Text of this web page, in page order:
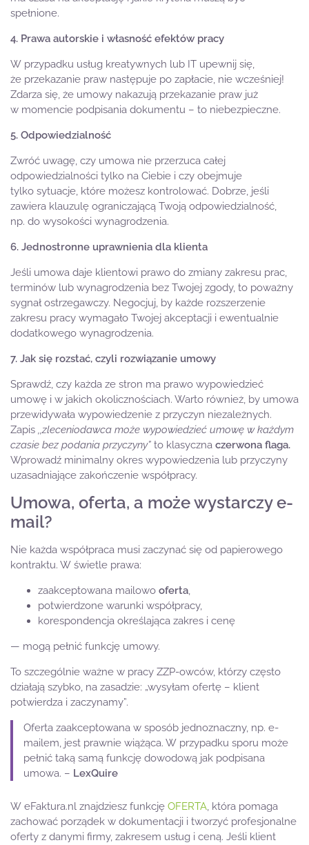
spełnione.
4. Prawa autorskie i własność efektów pracy
W przypadku usług kreatywnych lub IT upewnij się,
że przekazanie praw następuje po zapłacie, nie wcześniej!
Zdarza się, że umowy nakazują przekazanie praw już
w momencie podpisania dokumentu – to niebezpieczne.
5. Odpowiedzialność
Zwróć uwagę, czy umowa nie przerzuca całej
odpowiedzialności tylko na Ciebie i czy obejmuje
tylko sytuacje, które możesz kontrolować. Dobrze, jeśli
zawiera klauzulę ograniczającą Twoją odpowiedzialność,
np. do wysokości wynagrodzenia.
6. Jednostronne uprawnienia dla klienta
Jeśli umowa daje klientowi prawo do zmiany zakresu prac,
terminów lub wynagrodzenia bez Twojej zgody, to poważny
sygnał ostrzegawczy. Negocjuj, by każde rozszerzenie
zakresu pracy wymagało Twojej akceptacji i ewentualnie
dodatkowego wynagrodzenia.
7. Jak się rozstać, czyli rozwiązanie umowy
Sprawdź, czy każda ze stron ma prawo wypowiedzieć
umowę i w jakich okolicznościach. Warto również, by umowa
przewidywała wypowiedzenie z przyczyn niezależnych.
Zapis ,,zleceniodawca może wypowiedzieć umowę w każdym
czasie bez podania przyczyny” to klasyczna czerwona flaga.
Wprowadź minimalny okres wypowiedzenia lub przyczyny
uzasadniające zakończenie współpracy.
Umowa, oferta, a może wystarczy e-
mail?
Nie każda współpraca musi zaczynać się od papierowego
kontraktu. W świetle prawa:
zaakceptowana mailowo oferta,
potwierdzone warunki współpracy,
korespondencja określająca zakres i cenę
— mogą pełnić funkcję umowy.
To szczególnie ważne w pracy ZZP-owców, którzy często
działają szybko, na zasadzie: „wysyłam ofertę – klient
potwierdza i zaczynamy”.
Oferta zaakceptowana w sposób jednoznaczny, np. e-
mailem, jest prawnie wiążąca. W przypadku sporu może
pełnić taką samą funkcję dowodową jak podpisana
umowa. – LexQuire
W eFaktura.nl znajdziesz funkcję OFERTA, która pomaga
zachować porządek w dokumentacji i tworzyć profesjonalne
oferty z danymi firmy, zakresem usług i ceną. Jeśli klient